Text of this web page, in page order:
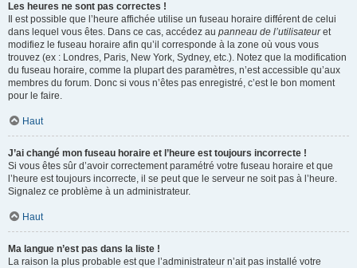
Les heures ne sont pas correctes !
Il est possible que l’heure affichée utilise un fuseau horaire différent de celui
dans lequel vous êtes. Dans ce cas, accédez au panneau de l’utilisateuret
modifiez le fuseau horaire afin qu’il corresponde à la zone où vous vous
trouvez (ex : Londres, Paris, New York, Sydney, etc.). Notez que la modification
du fuseau horaire, comme la plupart des paramètres, n’est accessible qu’aux
membres du forum. Donc si vous n’êtes pas enregistré, c’est le bon moment
pour le faire.
Haut
J’ai changé mon fuseau horaire et l’heure est toujours incorrecte !
Si vous êtes sûr d’avoir correctement paramétré votre fuseau horaire et que
l’heure est toujours incorrecte, il se peut que le serveur ne soit pas à l’heure.
Signalez ce problème à un administrateur.
Haut
Ma langue n’est pas dans la liste !
La raison la plus probable est que l’administrateur n’ait pas installé votre